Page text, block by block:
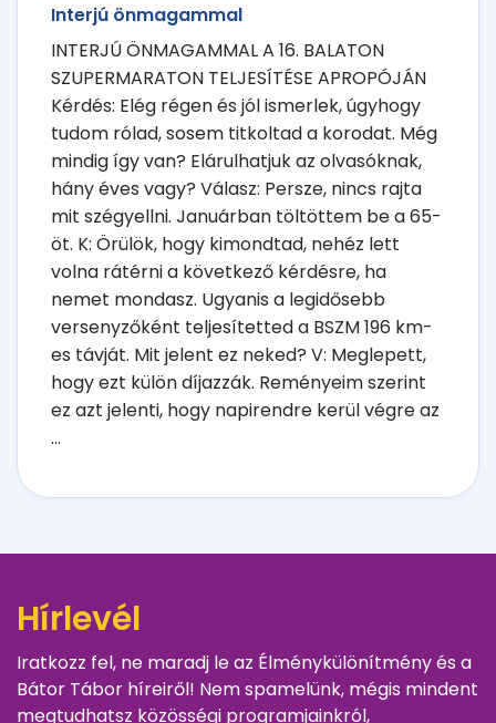
Interjú önmagammal
INTERJÚ ÖNMAGAMMAL A 16. BALATON
SZUPERMARATON TELJESÍTÉSE APROPÓJÁN
Kérdés: Elég régen és jól ismerlek, úgyhogy
tudom rólad, sosem titkoltad a korodat. Még
mindig így van? Elárulhatjuk az olvasóknak,
hány éves vagy? Válasz: Persze, nincs rajta
mit szégyellni. Januárban töltöttem be a 65-
öt. K: Örülök, hogy kimondtad, nehéz lett
volna rátérni a következő kérdésre, ha
nemet mondasz. Ugyanis a legidősebb
versenyzőként teljesítetted a BSZM 196 km-
es távját. Mit jelent ez neked? V: Meglepett,
hogy ezt külön díjazzák. Reményeim szerint
ez azt jelenti, hogy napirendre kerül végre az
...
Hírlevél
Iratkozz fel, ne maradj le az Élménykülönítmény és a
Bátor Tábor híreiről! Nem spamelünk, mégis mindent
megtudhatsz közösségi programjainkról,